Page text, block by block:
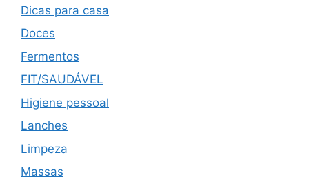
Dicas para casa
Doces
Fermentos
FIT/SAUDÁVEL
Higiene pessoal
Lanches
Limpeza
Massas